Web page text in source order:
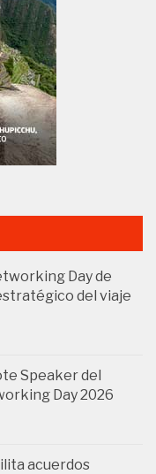
Day de
del viaje
Speaker del
Day 2026
acuerdos